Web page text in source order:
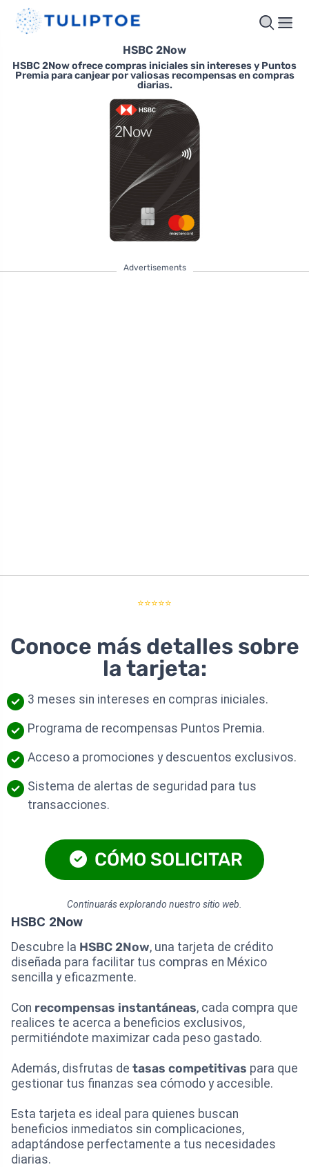
HSBC 2Now
HSBC 2Now ofrece compras iniciales sin intereses y Puntos
Premia para canjear por valiosas recompensas en compras
diarias.
Advertisements
⭐⭐⭐⭐⭐
Conoce más detalles sobre
la tarjeta:
3 meses sin intereses en compras iniciales.
Programa de recompensas Puntos Premia.
Acceso a promociones y descuentos exclusivos.
Sistema de alertas de seguridad para tus
transacciones.
CÓMO SOLICITAR
Continuarás explorando nuestro sitio web.
HSBC 2Now
Descubre la HSBC 2Now, una tarjeta de crédito
diseñada para facilitar tus compras en México
sencilla y eficazmente.
Con recompensas instantáneas, cada compra que
realices te acerca a beneficios exclusivos,
permitiéndote maximizar cada peso gastado.
Además, disfrutas de tasas competitivas para que
gestionar tus finanzas sea cómodo y accesible.
Esta tarjeta es ideal para quienes buscan
beneficios inmediatos sin complicaciones,
adaptándose perfectamente a tus necesidades
diarias.